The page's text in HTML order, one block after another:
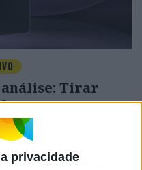
privacidade
análise: Tirar
tão fino quanto um
ecrãs com muito
alguns aspetos